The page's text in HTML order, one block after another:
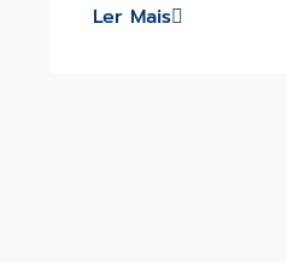
Ler Mais